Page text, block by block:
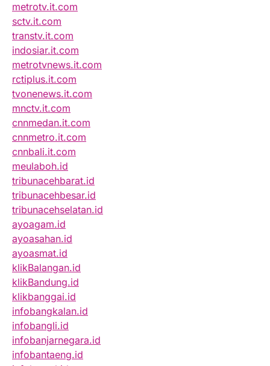
metrotv.it.com
sctv.it.com
transtv.it.com
indosiar.it.com
metrotvnews.it.com
rctiplus.it.com
tvonenews.it.com
mnctv.it.com
cnnmedan.it.com
cnnmetro.it.com
cnnbali.it.com
meulaboh.id
tribunacehbarat.id
tribunacehbesar.id
tribunacehselatan.id
ayoagam.id
ayoasahan.id
ayoasmat.id
klikBalangan.id
klikBandung.id
klikbanggai.id
infobangkalan.id
infobangli.id
infobanjarnegara.id
infobantaeng.id